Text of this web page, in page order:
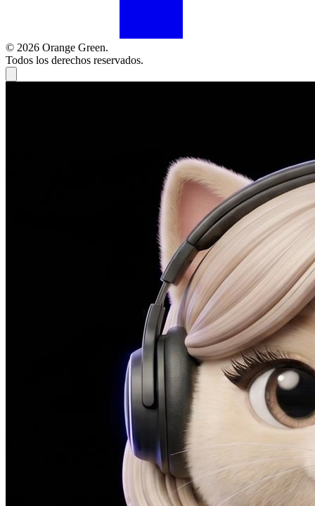
© 2026 Orange Green.
Todos los derechos reservados.